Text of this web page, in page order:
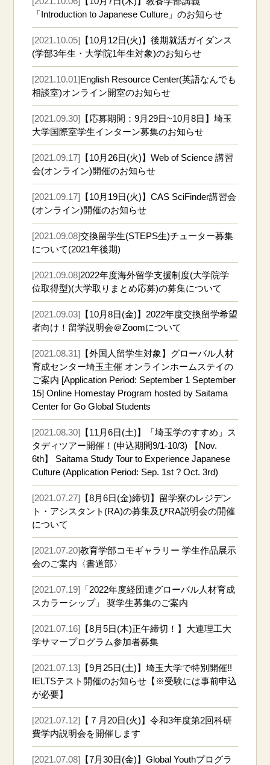
「Introduction to Japanese Culture」のお知らせ
[2021.10.05] 【10月12日(火)】後期就活ガイダンス
(学部3年生・大学院1年生対象)のお知らせ
[2021.10.01]English Resource Center(英語なんでも
相談室)オンライン開室のお知らせ
[2021.09.30] 【応募期間：9月29日~10月8日】埼玉
大学国際室学生インターン募集のお知らせ
[2021.09.17] 【10月26日(火)】Web of Science 講習
会(オンライン)開催のお知らせ
[2021.09.17] 【10月19日(火)】CAS SciFinder講習会
(オンライン)開催のお知らせ
[2021.09.08]交換留学生(STEPS生)チューター募集
について(2021年後期)
[2021.09.08]2022年度海外留学支援制度(大学院学
位取得型)(大学取りまとめ応募)の募集について
[2021.09.03] 【10月8日(金)】2022年度交換留学希望
者向け！留学説明会＠Zoomについて
[2021.08.31] 【外国人留学生対象】グローバル人材
育成センター埼玉主催 オンラインホームステイの
ご案内 [Application Period: September 1 September
15] Online Homestay Program hosted by Saitama
Center for Go Global Students
[2021.08.30] 【11月6日(土)】「埼玉学のすすめ」ス
タディツアー開催！(申込期間9/1-10/3) 【Nov.
6th】 Saitama Study Tour to Experience Japanese
Culture (Application Period: Sep. 1st ? Oct. 3rd)
[2021.07.27] 【8月6日(金)締切】留学寮のレジデン
ト・アシスタント(RA)の募集及びRA説明会の開催
について
[2021.07.20]教育学部コモギャラリー 学生作品展示
会のご案内〈書道部〉
[2021.07.19] 「2022年度経団連グローバル人材育成
スカラーシップ」 奨学生募集のご案内
[2021.07.16] 【8月5日(木)正午締切！】大連理工大
学サマープログラム参加者募集
[2021.07.13] 【9月25日(土)】埼玉大学で特別開催!!
IELTSテスト開催のお知らせ【※受験には事前申込
が必要】
[2021.07.12] 【７月20日(火)】令和3年度第2回科研
費学内説明会を開催します
[2021.07.08] 【7月30日(金)】Global Youthプログラ